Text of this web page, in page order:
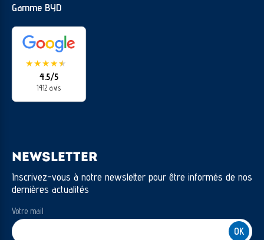
Gamme BYD
★★★★★
★
4.5/5
1412 avis
NEWSLETTER
Inscrivez-vous à notre newsletter pour être informés de nos
dernières actualités
Votre mail